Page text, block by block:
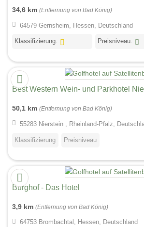
34,6 km (Entfernung von Bad König)
64579 Gernsheim, Hessen, Deutschland
Klassifizierung: Preisniveau:
Best Western Wein- und Parkhotel
50,1 km (Entfernung von Bad König)
55283 Nierstein , Rheinland-Pfalz,
Klassifizierung Preisniveau
Burghof - Das Hotel
3,9 km (Entfernung von Bad König)
64753 Brombachtal, Hessen, Deutschland